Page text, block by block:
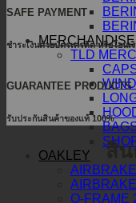
MERCHANDISE
TLD
OAKLEY
O-FRAME
SAFE PAYMENT
ชำระเงินด้วยบัตรเครดิต หรือโอนเ
GUARANTEE PRODUCTS
รับประกันสินค้าของแท้ 100%
สิน